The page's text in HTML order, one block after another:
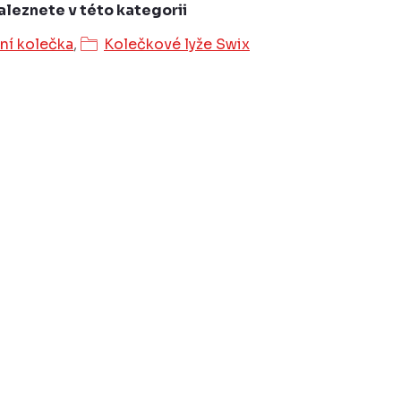
v této kategorii
kolečka, Kolečkové lyže Swix